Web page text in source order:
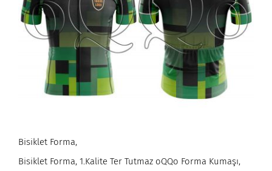
Bisiklet Forma,
Bisiklet Forma, 1.Kalite Ter Tutmaz oQQo Forma Kumaşı,